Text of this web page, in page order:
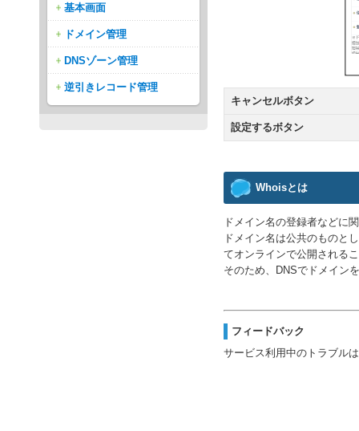
キャンセルボタン
設定するボタン
Whoisとは
ドメイン名の登録者などに
ドメイン名は公共のものと
てオンラインで公開される
そのため、DNSでドメイン
フィードバック
サービス利用中のトラブル
基本画面
ドメイン管理
DNSゾーン管理
逆引きレコード管理